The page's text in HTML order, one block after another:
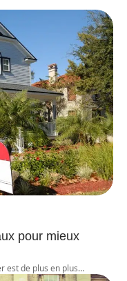
pour mieux
est de plus en plus…